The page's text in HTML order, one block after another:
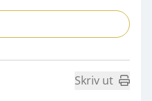
Skriv ut